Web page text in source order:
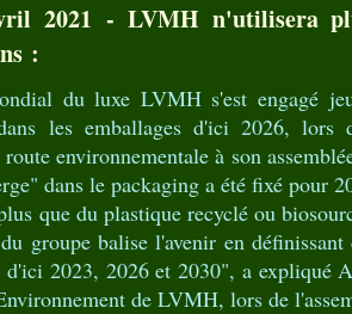
2021 - LVMH n'utilisera
:
du luxe LVMH s'est engagé
les emballages d'ici 2026, lors
environnementale à son
dans le packaging a été fixé pour
que du plastique recyclé ou
groupe balise l'avenir en
2023, 2026 et 2030", a expliqué
de LVMH, lors de